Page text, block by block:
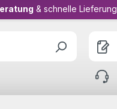
& schnelle Lieferung